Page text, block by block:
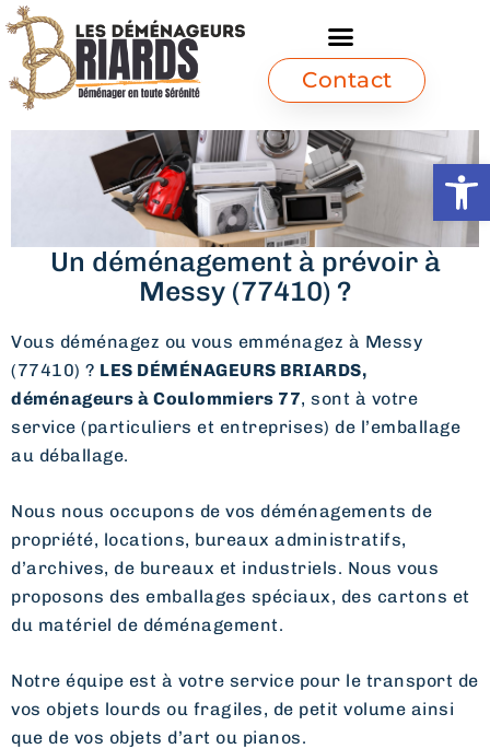
Ouvrir
Contact
Un déménagement à prévoir à
Messy (77410) ?
Vous déménagez ou vous emménagez à Messy
(77410) ? LES DÉMÉNAGEURS BRIARDS,
déménageurs à Coulommiers 77, sont à votre
service (particuliers et entreprises) de l’emballage
au déballage.
Nous nous occupons de vos déménagements de
propriété, locations, bureaux administratifs,
d’archives, de bureaux et industriels. Nous vous
proposons des emballages spéciaux, des cartons et
du matériel de déménagement.
Notre équipe est à votre service pour le transport de
vos objets lourds ou fragiles, de petit volume ainsi
que de vos objets d’art ou pianos.